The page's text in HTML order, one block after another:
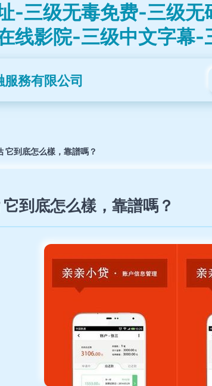
-三级无毒免费-三级
线影院-三级中文字幕-
務有限公司
它到底怎么樣，靠譜嗎？
到底怎么樣，靠譜嗎？